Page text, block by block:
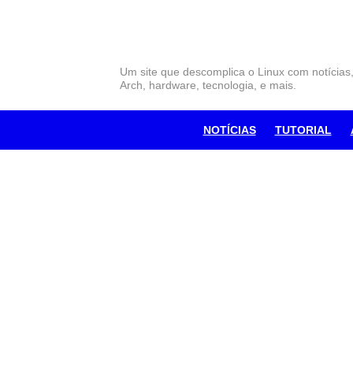
Um site que descomplica o Linux com
Arch, hardware, tecnologia, e mais.
NOTÍCIAS TUTORIAL